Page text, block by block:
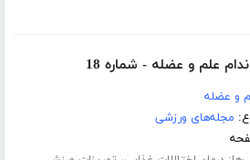
علم و عضله - شماره 18
و عضله
مجله‌های ورزشی